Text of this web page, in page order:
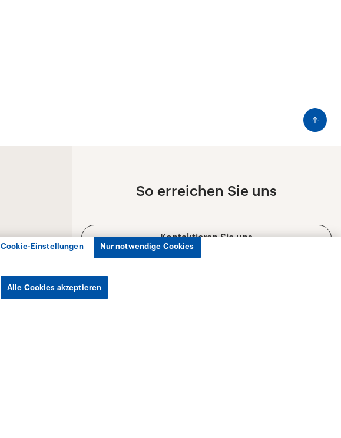
Cookie-Einstellungen Nur notwendige Cookies
Alle Cookies akzeptieren